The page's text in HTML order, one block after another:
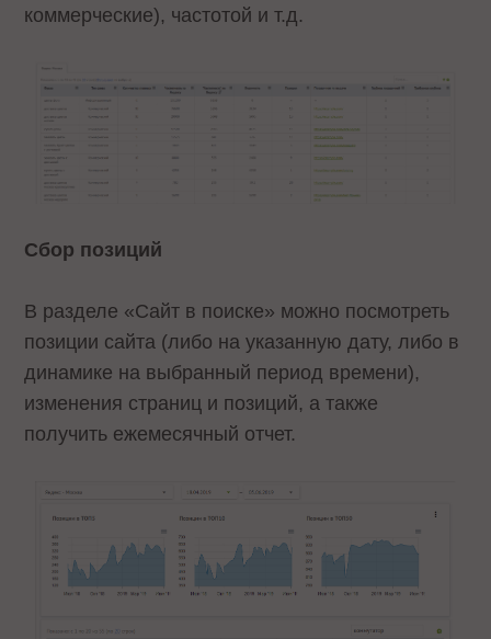
коммерческие), частотой и т.д.
Сбор позиций
В разделе «Сайт в поиске» можно посмотреть
позиции сайта (либо на указанную дату, либо в
динамике на выбранный период времени),
изменения страниц и позиций, а также
получить ежемесячный отчет.